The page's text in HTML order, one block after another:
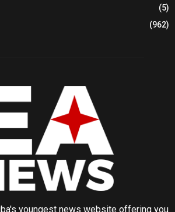
(5)
(962)
youngest news website offering you